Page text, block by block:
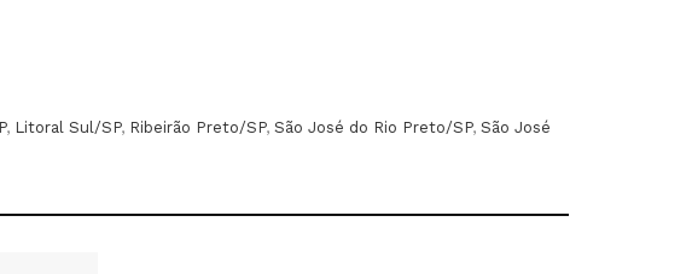
, Litoral Sul/SP, Ribeirão Preto/SP, São José do Rio Preto/SP, São José